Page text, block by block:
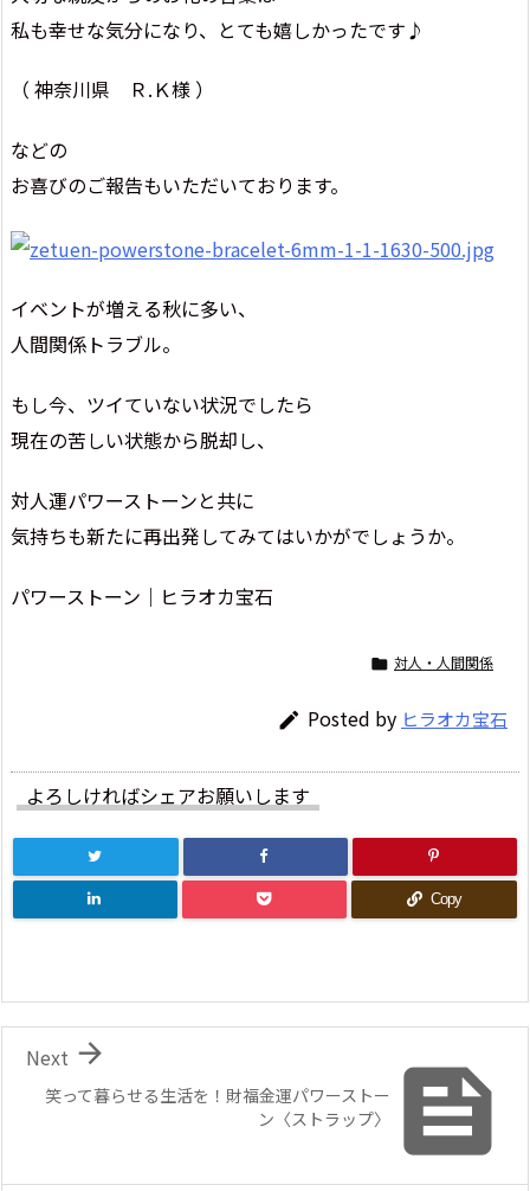
私も幸せな気分になり、とても嬉しかったです♪
（ 神奈川県 Ｒ.Ｋ様 ）
などの
お喜びのご報告もいただいております。
イベントが増える秋に多い、
人間関係トラブル。
もし今、ツイていない状況でしたら
現在の苦しい状態から脱却し、
対人運パワーストーンと共に
気持ちも新たに再出発してみてはいかがでしょうか。
パワーストーン｜ヒラオカ宝石
 対人・人間関係
 Posted by ヒラオカ宝石
よろしければシェアお願いします
Copy

笑って暮らせる生活を！財福金運パワーストー
ン〈ストラップ〉

Next